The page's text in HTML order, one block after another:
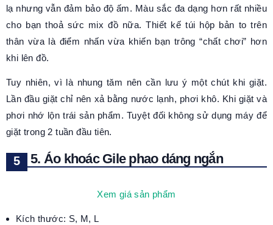
lạ nhưng vẫn đảm bảo độ ấm. Màu sắc đa dạng hơn rất nhiều
cho bạn thoả sức mix đồ nữa. Thiết kế túi hộp bản to trên
thân vừa là điểm nhấn vừa khiến bạn trông “chất chơi” hơn
khi lên đồ.
Tuy nhiên, vì là nhung tăm nên cần lưu ý một chút khi giặt.
Lần đầu giặt chỉ nên xả bằng nước lạnh, phơi khô. Khi giặt và
phơi nhớ lộn trái sản phẩm. Tuyệt đối không sử dụng máy để
giặt trong 2 tuần đầu tiên.
5. Áo khoác Gile phao dáng ngắn
Xem giá sản phẩm
Kích thước: S, M, L